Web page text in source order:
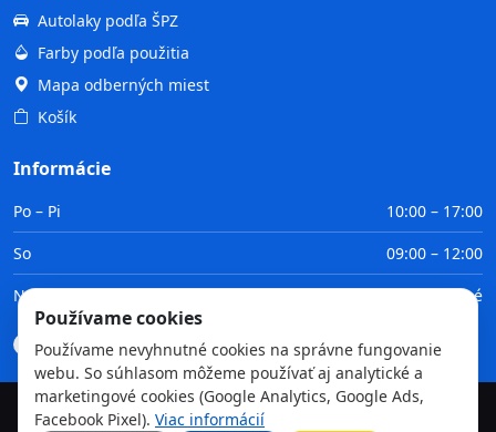
Autolaky podľa ŠPZ
Farby podľa použitia
Mapa odberných miest
Košík
Informácie
Po – Pi
10:00 – 17:00
So
09:00 – 12:00
Ne
Zatvorené
Doprava Platba Obchodné podmienky GDPR
©2026TvojaFarba.sk • Všetky práva vyhradené
Používame cookies
Používame nevyhnutné cookies na správne fungovanie
webu. So súhlasom môžeme používať aj analytické a
marketingové cookies (Google Analytics, Google Ads,
Facebook Pixel). Viac informácií